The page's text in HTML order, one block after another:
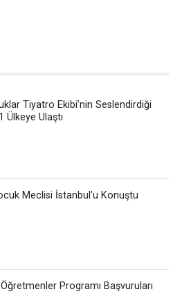
Tiyatro Ekibi’nin Seslendirdiği
Ülkeye Ulaştı
Meclisi İstanbul’u Konuştu
Programı Başvuruları